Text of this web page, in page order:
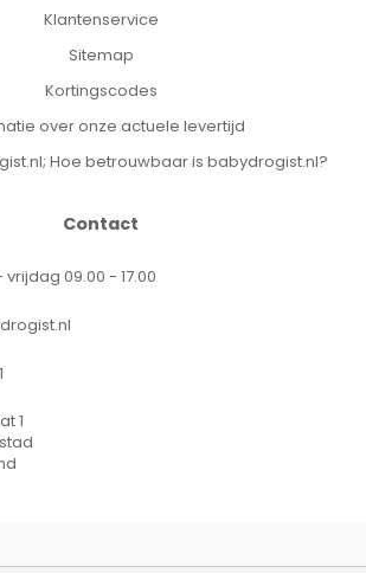
Klantenservice
Sitemap
Kortingscodes
over onze actuele levertijd
Hoe betrouwbaar is babydrogist.nl?
Contact
09.00 - 17.00
1